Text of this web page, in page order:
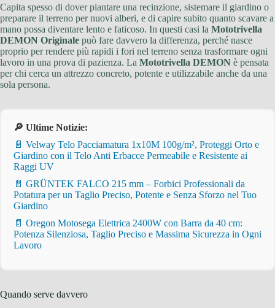
Capita spesso di dover piantare una recinzione, sistemare il giardino o
preparare il terreno per nuovi alberi, e di capire subito quanto scavare a
mano possa diventare lento e faticoso. In questi casi la Mototrivella
DEMON Originale può fare davvero la differenza, perché nasce
proprio per rendere più rapidi i fori nel terreno senza trasformare ogni
lavoro in una prova di pazienza. La Mototrivella DEMON è pensata
per chi cerca un attrezzo concreto, potente e utilizzabile anche da una
sola persona.
🔎 Ultime Notizie:
📄 Velway Telo Pacciamatura 1x10M 100g/m², Proteggi Orto e
Giardino con il Telo Anti Erbacce Permeabile e Resistente ai
Raggi UV
📄 GRÜNTEK FALCO 215 mm – Forbici Professionali da
Potatura per un Taglio Preciso, Potente e Senza Sforzo nel Tuo
Giardino
📄 Oregon Motosega Elettrica 2400W con Barra da 40 cm:
Potenza Silenziosa, Taglio Preciso e Massima Sicurezza in Ogni
Lavoro
Quando serve davvero